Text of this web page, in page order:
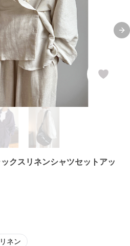
クスリネンシャツセットアッ
リネン